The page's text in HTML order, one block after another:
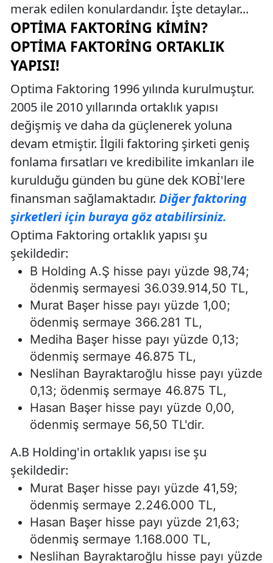
merak edilen konulardandır. İşte detaylar...
OPTIMA FAKTORING KIMIN?
OPTIMA FAKTORING ORTAKLIK
YAPISI!
Optima Faktoring 1996 yılında kurulmuştur.
2005 ile 2010 yıllarında ortaklık yapısı
değişmiş ve daha da güçlenerek yoluna
devam etmiştir. İlgili faktoring şirketi geniş
fonlama fırsatları ve kredibilite imkanları ile
kurulduğu günden bu güne dek KOBİ'lere
finansman sağlamaktadır. Diğer faktoring
şirketleri için buraya göz atabilirsiniz.
Optima Faktoring ortaklık yapısı şu
şekildedir:
B Holding A.Ş hisse payı yüzde 98,74;
ödenmiş sermayesi 36.039.914,50 TL,
Murat Başer hisse payı yüzde 1,00;
ödenmiş sermaye 366.281 TL,
Mediha Başer hisse payı yüzde 0,13;
ödenmiş sermaye 46.875 TL,
Neslihan Bayraktaroğlu hisse payı yüzde
0,13; ödenmiş sermaye 46.875 TL,
Hasan Başer hisse payı yüzde 0,00,
ödenmiş sermaye 56,50 TL'dir.
A.B Holding'in ortaklık yapısı ise şu
şekildedir:
Murat Başer hisse payı yüzde 41,59;
ödenmiş sermaye 2.246.000 TL,
Hasan Başer hisse payı yüzde 21,63;
ödenmiş sermaye 1.168.000 TL,
Neslihan Bayraktaroğlu hisse payı yüzde